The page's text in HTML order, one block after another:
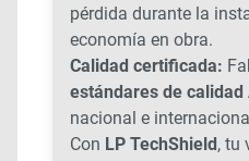
pérdida durante la
economía en obra.
Calidad certificada:
estándares de calidad
nacional e
Con LP TechShield, tu